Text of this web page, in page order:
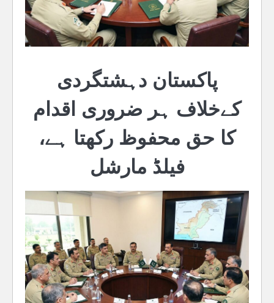
پاکستان دہشتگردی
کےخلاف ہر ضروری اقدام
کا حق محفوظ رکھتا ہے،
فیلڈ مارشل